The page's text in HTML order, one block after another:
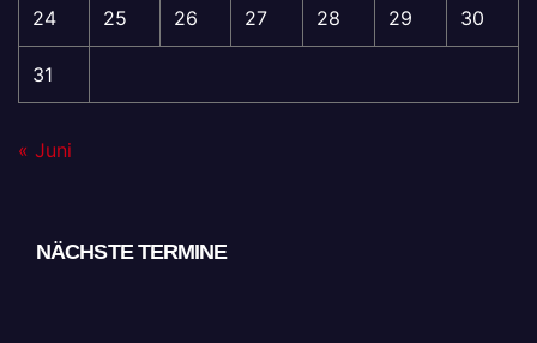
24 25 26 27 28 29 30
31
« Juni
NÄCHSTE TERMINE